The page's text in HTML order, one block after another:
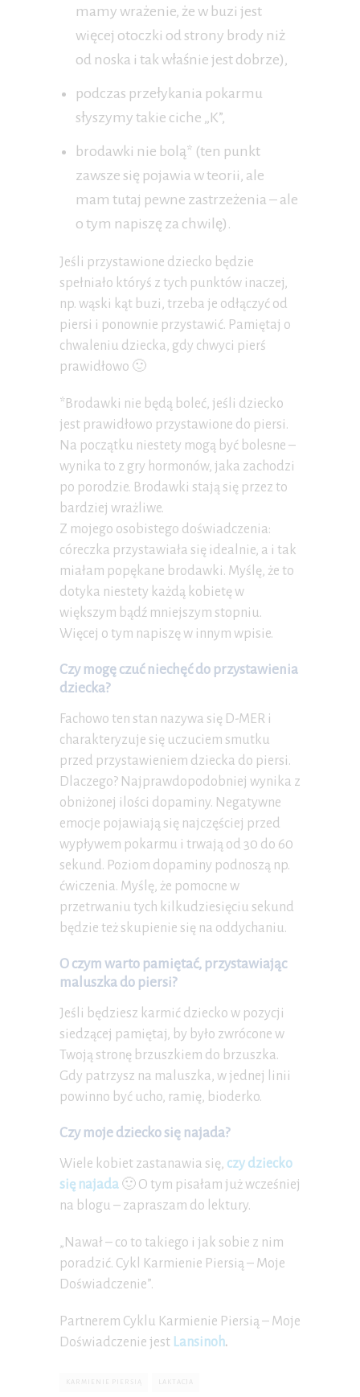
mamy wrażenie, że w buzi jest
więcej otoczki od strony brody niż
od noska i tak właśnie jest dobrze),
podczas przełykania pokarmu
słyszymy takie ciche „K”,
brodawki nie bolą* (ten punkt
zawsze się pojawia w teorii, ale
mam tutaj pewne zastrzeżenia – ale
o tym napiszę za chwilę).
Jeśli przystawione dziecko będzie
spełniało któryś z tych punktów inaczej,
np. wąski kąt buzi, trzeba je odłączyć od
piersi i ponownie przystawić. Pamiętaj o
chwaleniu dziecka, gdy chwyci pierś
prawidłowo 🙂
*Brodawki nie będą boleć, jeśli dziecko
jest prawidłowo przystawione do piersi.
Na początku niestety mogą być bolesne –
wynika to z gry hormonów, jaka zachodzi
po porodzie. Brodawki stają się przez to
bardziej wrażliwe.
Z mojego osobistego doświadczenia:
córeczka przystawiała się idealnie, a i tak
miałam popękane brodawki. Myślę, że to
dotyka niestety każdą kobietę w
większym bądź mniejszym stopniu.
Więcej o tym napiszę w innym wpisie.
Czy mogę czuć niechęć do przystawienia
dziecka?
Fachowo ten stan nazywa się D-MER i
charakteryzuje się uczuciem smutku
przed przystawieniem dziecka do piersi.
Dlaczego? Najprawdopodobniej wynika z
obniżonej ilości dopaminy. Negatywne
emocje pojawiają się najczęściej przed
wypływem pokarmu i trwają od 30 do 60
sekund. Poziom dopaminy podnoszą np.
ćwiczenia. Myślę, że pomocne w
przetrwaniu tych kilkudziesięciu sekund
będzie też skupienie się na oddychaniu.
O czym warto pamiętać, przystawiając
maluszka do piersi?
Jeśli będziesz karmić dziecko w pozycji
siedzącej pamiętaj, by było zwrócone w
Twoją stronę brzuszkiem do brzuszka.
Gdy patrzysz na maluszka, w jednej linii
powinno być ucho, ramię, bioderko.
Czy moje dziecko się najada?
Wiele kobiet zastanawia się, czy dziecko
się najada 🙂 O tym pisałam już wcześniej
na blogu – zapraszam do lektury.
„Nawał – co to takiego i jak sobie z nim
poradzić. Cykl Karmienie Piersią – Moje
Doświadczenie”.
Partnerem Cyklu Karmienie Piersią – Moje
Doświadczenie jest Lansinoh.
KARMIENIE PIERSIĄ LAKTACJA